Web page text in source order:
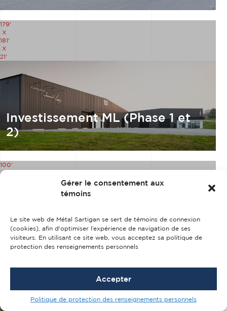
Gérer le consentement aux
témoins
Le site web de Métal Sartigan se sert de témoins de connexion
(cookies), afin d'optimiser l’expérience de navigation de ses
visiteurs. En utilisant ce site web, vous acceptez sa politique de
protection des renseignements personnels
Accepter
Politique de protection des renseignements personnels
179'
X
181'
X
21'
Investissement ML (Phase 1 et
2)
100'
X
Les immeubles Montebello